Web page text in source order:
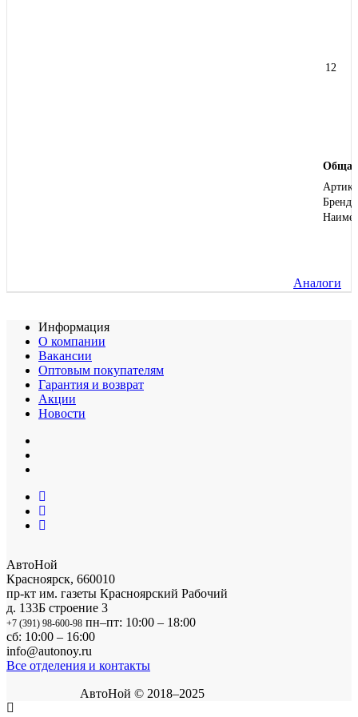
12
Бренд
Аналоги
Информация
О компании
Вакансии
Оптовым покупателям
Гарантия и возврат
Акции
Новости
АвтоНой
Красноярск, 660010
пр-кт им. газеты Красноярский Рабочий
д. 133Б строение 3
+7 (391) 98-600-98 пн–пт: 10:00 – 18:00
сб: 10:00 – 16:00
info@autonoy.ru
Все отделения и контакты
АвтоНой © 2018–2025